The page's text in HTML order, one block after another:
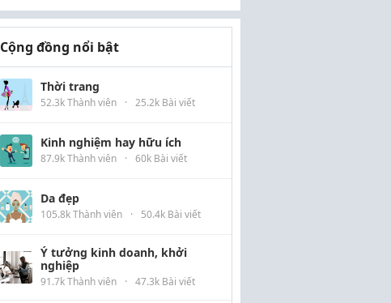
Cộng đồng nổi bật
Thời trang
52.3k Thành viên · 25.2k Bài viết
Kinh nghiệm hay hữu ích
87.9k Thành viên · 60k Bài viết
Da đẹp
105.8k Thành viên · 50.4k Bài viết
Ý tưởng kinh doanh, khởi
nghiệp
91.7k Thành viên · 47.3k Bài viết